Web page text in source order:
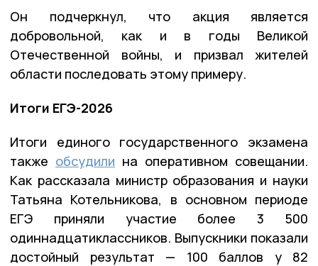
Он подчеркнул, что акция является
добровольной, как и в годы Великой
Отечественной войны, и призвал жителей
области последовать этому примеру.
Итоги ЕГЭ-2026
Итоги единого государственного экзамена
также обсудили на оперативном совещании.
Как рассказала министр образования и науки
Татьяна Котельникова, в основном периоде
ЕГЭ приняли участие более 3 500
одиннадцатиклассников. Выпускники показали
достойный результат — 100 баллов у 82